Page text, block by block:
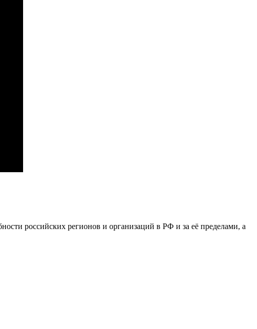
российских регионов и организаций в РФ и за её пределами, а